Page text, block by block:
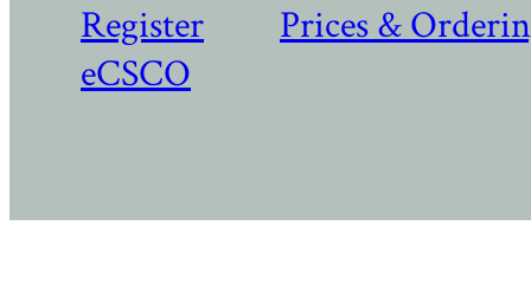
Register
Prices &
eCSCO